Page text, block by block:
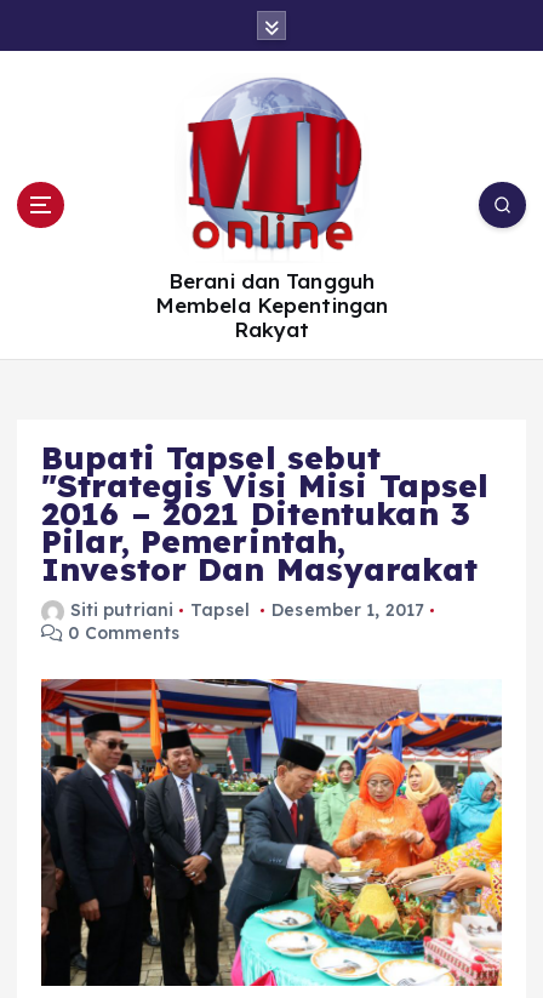
Berani dan Tangguh
Membela Kepentingan
Rakyat
Bupati Tapsel sebut
"Strategis Visi Misi Tapsel
2016 – 2021 Ditentukan 3
Pilar, Pemerintah,
Investor Dan Masyarakat
Siti putriani Tapsel
Desember 1, 2017
0 Comments